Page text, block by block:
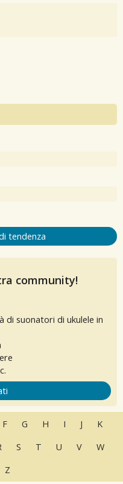
tendenza
community!
di suonatori di ukulele in
F G H I J
K
S T U V
W
Z